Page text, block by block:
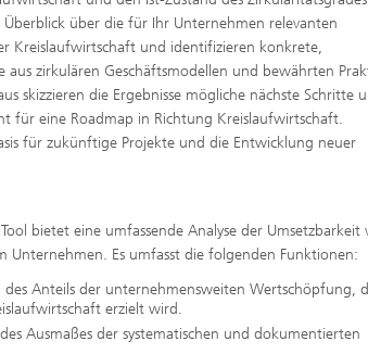
über die für Ihr Unternehmen relevanten
Kreislaufwirtschaft und identifizieren konkrete,
aus zirkulären Geschäftsmodellen und bewährten
skizzieren die Ergebnisse mögliche nächste Schritte
für eine Roadmap in Richtung Kreislaufwirtschaft.
für zukünftige Projekte und die Entwicklung neuer
bietet eine umfassende Analyse der Umsetzbarkeit
Unternehmen. Es umfasst die folgenden Funktionen:
Anteils der unternehmensweiten Wertschöpfung,
erzielt wird.
Ausmaßes der systematischen und dokumentierten